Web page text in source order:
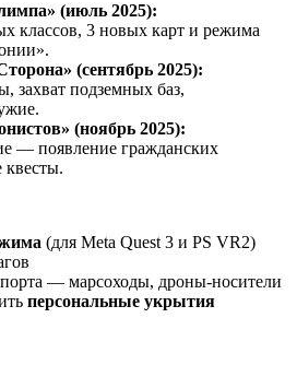
(июль 2025):
классов, 3 новых карт и режима
(сентябрь 2025):
захват подземных баз,
(ноябрь 2025):
— появление гражданских
квесты.
(для Meta Quest 3 и PS VR2)
— марсоходы, дроны-носители
персональные укрытия